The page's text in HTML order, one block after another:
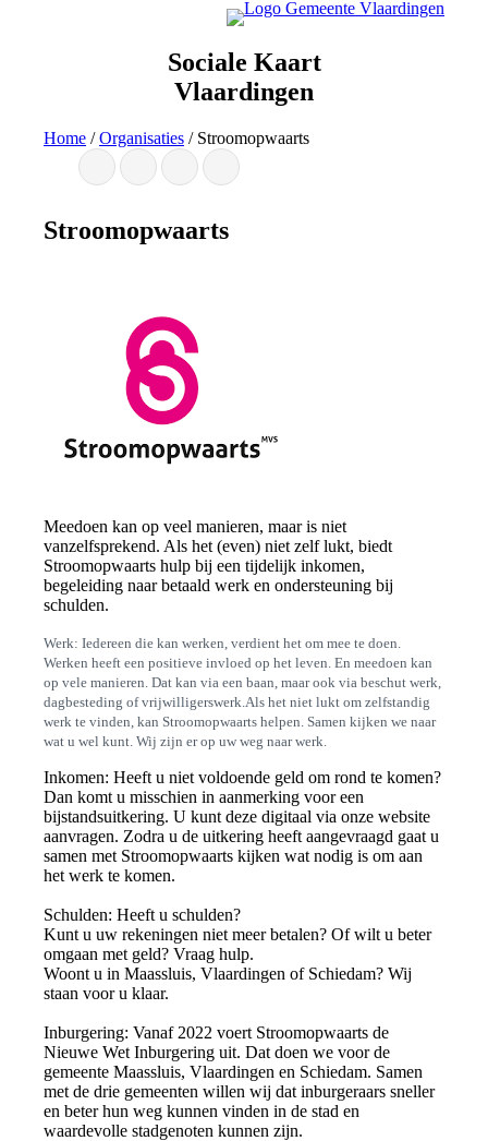
Sociale Kaart
Vlaardingen
Home /Organisaties / Stroomopwaarts
Stroomopwaarts
Meedoen kan op veel manieren, maar is niet
vanzelfsprekend. Als het (even) niet zelf lukt, biedt
Stroomopwaarts hulp bij een tijdelijk inkomen,
begeleiding naar betaald werk en ondersteuning bij
schulden.
Werk: Iedereen die kan werken, verdient het om mee te doen.
Werken heeft een positieve invloed op het leven. En meedoen kan
op vele manieren. Dat kan via een baan, maar ook via beschut werk,
dagbesteding of vrijwilligerswerk. Als het niet lukt om zelfstandig
werk te vinden, kan Stroomopwaarts helpen. Samen kijken we naar
wat u wel kunt. Wij zijn er op uw weg naar werk.
Inkomen: Heeft u niet voldoende geld om rond te komen?
Dan komt u misschien in aanmerking voor een
bijstandsuitkering. U kunt deze digitaal via onze website
aanvragen. Zodra u de uitkering heeft aangevraagd gaat u
samen met Stroomopwaarts kijken wat nodig is om aan
het werk te komen.
Schulden: Heeft u schulden?
Kunt u uw rekeningen niet meer betalen? Of wilt u beter
omgaan met geld? Vraag hulp.
Woont u in Maassluis, Vlaardingen of Schiedam? Wij
staan voor u klaar.
Inburgering: Vanaf 2022 voert Stroomopwaarts de
Nieuwe Wet Inburgering uit. Dat doen we voor de
gemeente Maassluis, Vlaardingen en Schiedam. Samen
met de drie gemeenten willen wij dat inburgeraars sneller
en beter hun weg kunnen vinden in de stad en
waardevolle stadgenoten kunnen zijn.